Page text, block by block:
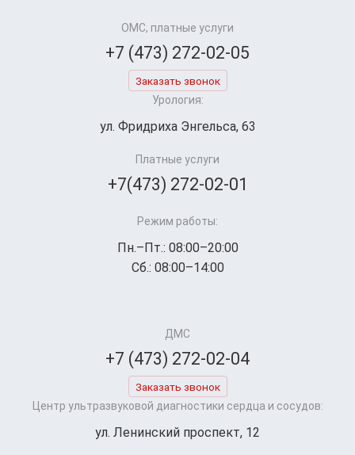
ОМС, платные услуги
+7 (473) 272-02-05
Заказать звонок
Урология:
ул. Фридриха Энгельса, 63
Платные услуги
+7(473) 272-02-01
Режим работы:
Пн.–Пт.: 08:00–20:00
Сб.: 08:00–14:00
ДМС
+7 (473) 272-02-04
Заказать звонок
Центр ультразвуковой диагностики сердца и сосудов:
ул. Ленинский проспект, 12